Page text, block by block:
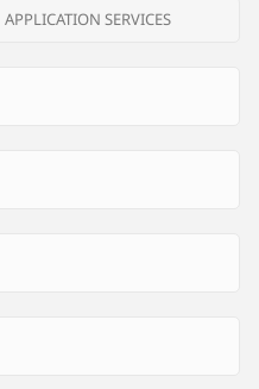
APPLICATION SERVICES